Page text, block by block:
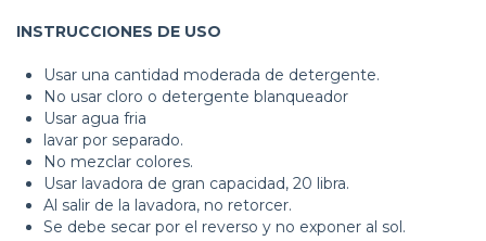
INSTRUCCIONES DE USO
Usar una cantidad moderada de detergente.
No usar cloro o detergente blanqueador
Usar agua fria
lavar por separado.
No mezclar colores.
Usar lavadora de gran capacidad, 20 libra.
Al salir de la lavadora, no retorcer.
Se debe secar por el reverso y no exponer al sol.